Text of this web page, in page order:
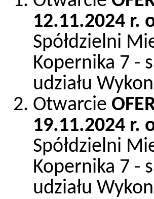
12.11.2024 r.
Spółdzielni
Kopernika 7 -
udziału
Otwarcie
19.11.2024 r.
Spółdzielni
Kopernika 7 -
udziału